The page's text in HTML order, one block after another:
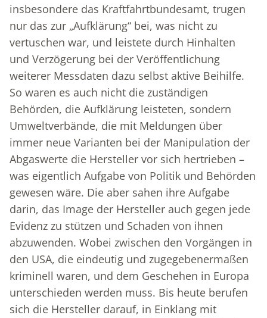
insbesondere das Kraftfahrtbundesamt, trugen
nur das zur „Aufklärung“ bei, was nicht zu
vertuschen war, und leistete durch Hinhalten
und Verzögerung bei der Veröffentlichung
weiterer Messdaten dazu selbst aktive Beihilfe.
So waren es auch nicht die zuständigen
Behörden, die Aufklärung leisteten, sondern
Umweltverbände, die mit Meldungen über
immer neue Varianten bei der Manipulation der
Abgaswerte die Hersteller vor sich hertrieben –
was eigentlich Aufgabe von Politik und Behörden
gewesen wäre. Die aber sahen ihre Aufgabe
darin, das Image der Hersteller auch gegen jede
Evidenz zu stützen und Schaden von ihnen
abzuwenden. Wobei zwischen den Vorgängen in
den USA, die eindeutig und zugegebenermaßen
kriminell waren, und dem Geschehen in Europa
unterschieden werden muss. Bis heute berufen
sich die Hersteller darauf, in Einklang mit